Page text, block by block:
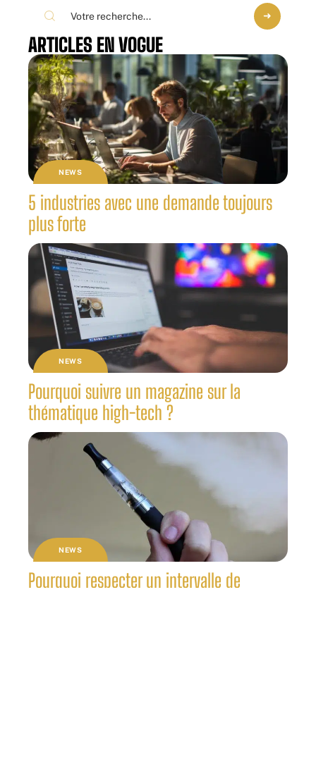
ARTICLES EN VOGUE
NEWS
5 industries avec une demande toujours
plus forte
NEWS
Pourquoi suivre un magazine sur la
thématique high-tech ?
NEWS
Pourquoi respecter un intervalle de